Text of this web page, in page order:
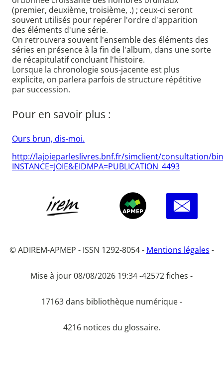
(premier, deuxième, troisième, .) ; ceux-ci seront
souvent utilisés pour repérer l'ordre d'apparition
des éléments d'une série.
On retrouvera souvent l'ensemble des éléments des
séries en présence à la fin de l'album, dans une sorte
de récapitulatif concluant l'histoire.
Lorsque la chronologie sous-jacente est plus
explicite, on parlera parfois de structure répétitive
par succession.
Pour en savoir plus :
Ours brun, dis-moi.
http://lajoieparleslivres.bnf.fr/simclient/consultation/
INSTANCE=JOIE&EIDMPA=PUBLICATION_4493
© ADIREM-APMEP - ISSN 1292-8054 - Mentions légales -
Mise à jour 08/08/2026 19:34 -42572 fiches -
17163 dans bibliothèque numérique -
4216 notices du glossaire.